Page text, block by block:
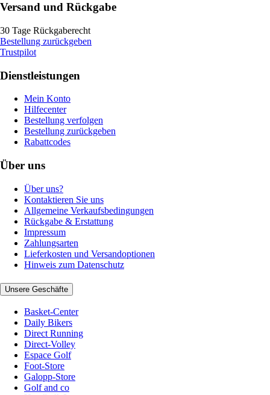
Versand und Rückgabe
30 Tage Rückgaberecht
Bestellung zurückgeben
Trustpilot
Dienstleistungen
Mein Konto
Hilfecenter
Bestellung verfolgen
Bestellung zurückgeben
Rabattcodes
Über uns
Über uns?
Kontaktieren Sie uns
Allgemeine Verkaufsbedingungen
Rückgabe & Erstattung
Impressum
Zahlungsarten
Lieferkosten und Versandoptionen
Hinweis zum Datenschutz
Unsere Geschäfte
Basket-Center
Daily Bikers
Direct Running
Direct-Volley
Espace Golf
Foot-Store
Galopp-Store
Golf and co